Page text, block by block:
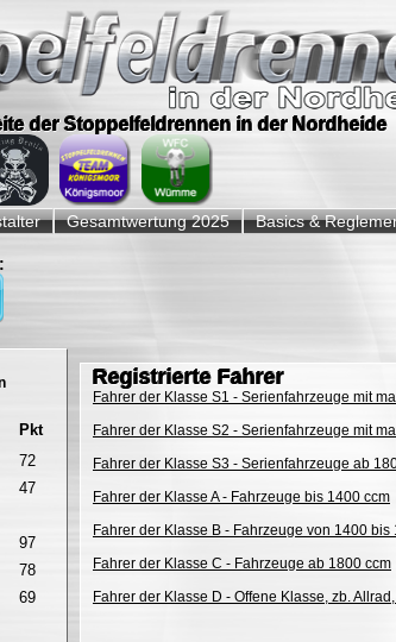
der Stoppelfeldrennen in der Nordheide
Gesamtwertung 2025 Basics &
Registrierte Fahrer
Fahrer der Klasse S1 - Serienfahrzeuge mit
Fahrer der Klasse S2 - Serienfahrzeuge mit
Fahrer der Klasse S3 - Serienfahrzeuge ab
Fahrer der Klasse A - Fahrzeuge bis 1400 ccm
Fahrer der Klasse B - Fahrzeuge von 1400 bis
Fahrer der Klasse C - Fahrzeuge ab 1800 ccm
Fahrer der Klasse D - Offene Klasse, zb.
Pkt
72
47
97
78
69